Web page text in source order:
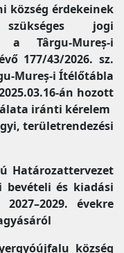
község érdekeinek
jogi
a Târgu-Mureș-i
177/43/2026. sz.
Mureș-i Ítélőtábla
án hozott
iránti kérelem
területrendezési
Határozattervezet
bevételi és kiadási
évekre
község